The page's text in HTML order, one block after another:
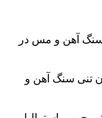
آهن و مس در
ومعادن/ صادرات ۸۱ میلیون تنی سنگ آهن و